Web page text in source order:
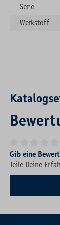
Serie
Werkstoff
Durchschnittliche
Gib eine
Teile Deine